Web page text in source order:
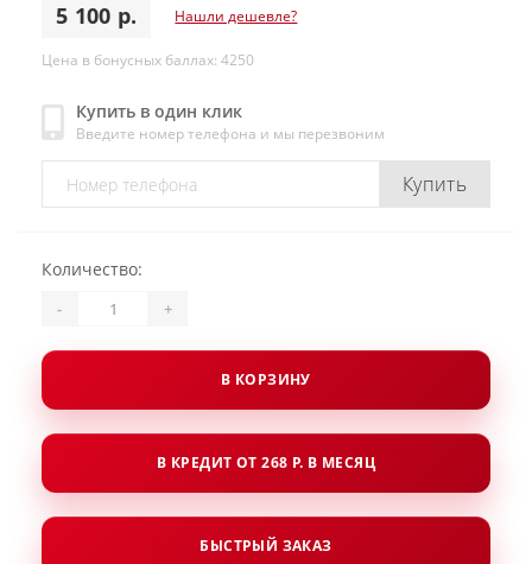
5 100 р. Нашли дешевле?
Цена в бонусных баллах: 4250
Купить в один клик
Введите номер телефона и мы перезвоним
Купить
Количество:
- +
В КОРЗИНУ
В КРЕДИТ ОТ 268 Р. В МЕСЯЦ
БЫСТРЫЙ ЗАКАЗ